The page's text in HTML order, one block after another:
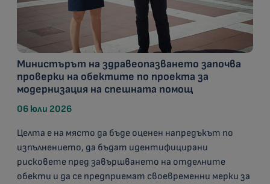
Министърът на здравеопазването започва
проверки на обектите по проекта за
модернизация на спешната помощ
06 юли 2026
Целта е на място да бъде оценен напредъкът по
изпълнението, да бъдат идентифицирани
рисковете пред завършването на отделните
обекти и да се предприемат своевременни мерки за